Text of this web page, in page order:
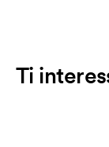
Ti